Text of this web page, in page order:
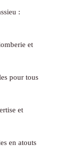
:
et
pour tous
et
en atouts